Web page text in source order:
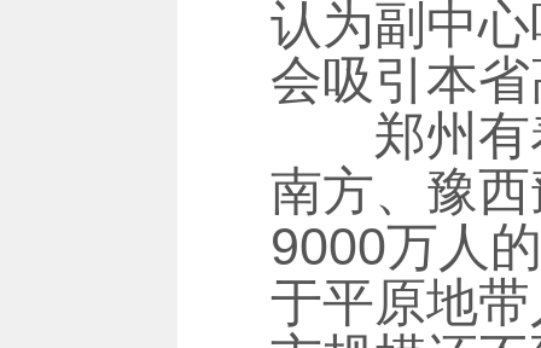
认为副中
会吸引本
郑州有着
南方、豫
9000万人
于平原地